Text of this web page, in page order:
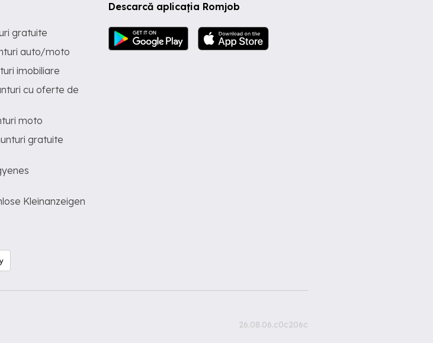
Descarcă aplicația Romjob
gratuite
auto/moto
imobiliare
cu oferte de
moto
gratuite
Kleinanzeigen
26.08.06.c0c206c